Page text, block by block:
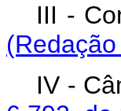
III -
IV -